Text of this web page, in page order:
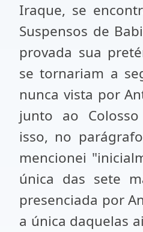
Iraque, se
Suspensos de
provada sua
se tornariam a
nunca vista por
junto ao
isso, no
mencionei
única das sete
presenciada por
a única daquelas